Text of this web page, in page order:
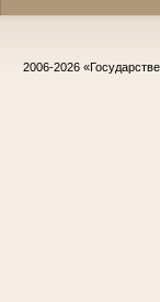
2006-2026